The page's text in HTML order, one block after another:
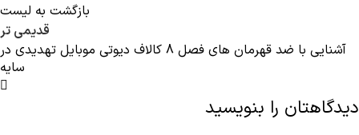
بازگشت به لیست
قدیمی تر
آشنایی با ضد قهرمان های فصل 8 کالاف دیوتی موبایل تهدیدی در
سایه
دیدگاهتان را بنویسید